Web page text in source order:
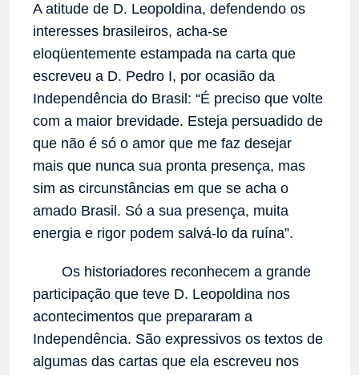
A atitude de D. Leopoldina, defendendo os
interesses brasileiros, acha-se
eloqüentemente estampada na carta que
escreveu a D. Pedro I, por ocasião da
Independência do Brasil: “É preciso que volte
com a maior brevidade. Esteja persuadido de
que não é só o amor que me faz desejar
mais que nunca sua pronta presença, mas
sim as circunstâncias em que se acha o
amado Brasil. Só a sua presença, muita
energia e rigor podem salvá-lo da ruína”.
Os historiadores reconhecem a grande
participação que teve D. Leopoldina nos
acontecimentos que prepararam a
Independência. São expressivos os textos de
algumas das cartas que ela escreveu nos